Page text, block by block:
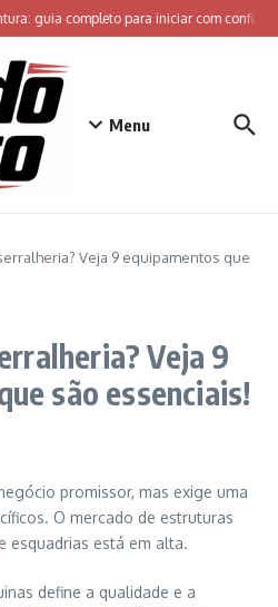
guia completo para iniciar com confiança
Menu
Veja 9 equipamentos que
Veja 9
são essenciais!
promissor, mas exige uma
O mercado de estruturas
esquadrias está em alta.
define a qualidade e a